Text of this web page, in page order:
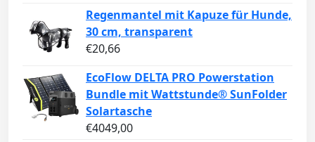
Regenmantel mit Kapuze für Hunde,
30 cm, transparent
€20,66
EcoFlow DELTA PRO Powerstation
Bundle mit Wattstunde® SunFolder
Solartasche
€4049,00